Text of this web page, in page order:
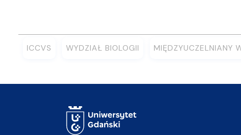
ICCVS WYDZIAŁ BIOLOGII MIĘDZYUCZELNIANY